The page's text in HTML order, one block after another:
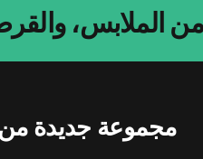
مجموعة جديدة من